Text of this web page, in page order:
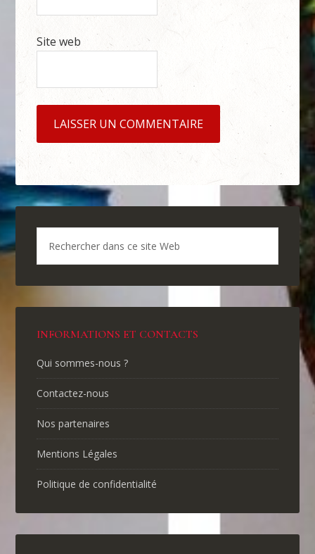
Site web
INFORMATIONS ET CONTACTS
Qui sommes-nous ?
Contactez-nous
Nos partenaires
Mentions Légales
Politique de confidentialité